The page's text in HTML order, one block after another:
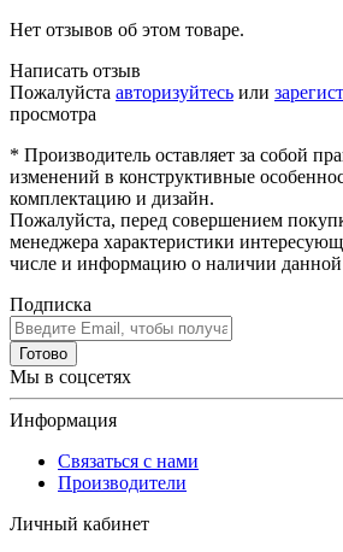
Нет отзывов об этом товаре.
Написать отзыв
Пожалуйста авторизуйтесь или
просмотра
* Производитель оставляет за собой
изменений в конструктивные
комплектацию и дизайн.
Пожалуйста, перед совершением
менеджера характеристики
числе и информацию о наличии
Подписка
Готово
Мы в соцсетях
Информация
Связаться с нами
Производители
Личный кабинет